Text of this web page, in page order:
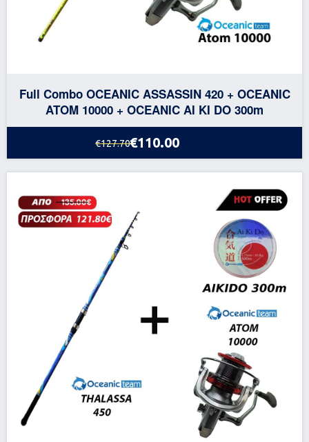
Full Combo OCEANIC ASSASSIN 420 + OCEANIC
ATOM 10000 + OCEANIC AI KI DO 300m
€127.70€110.00